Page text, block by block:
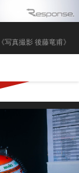
《写真撮影 後藤竜甫》